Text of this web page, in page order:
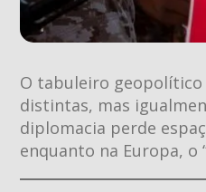
O tabuleiro geopolítico
distintas, mas
diplomacia perde
enquanto na Europa, o